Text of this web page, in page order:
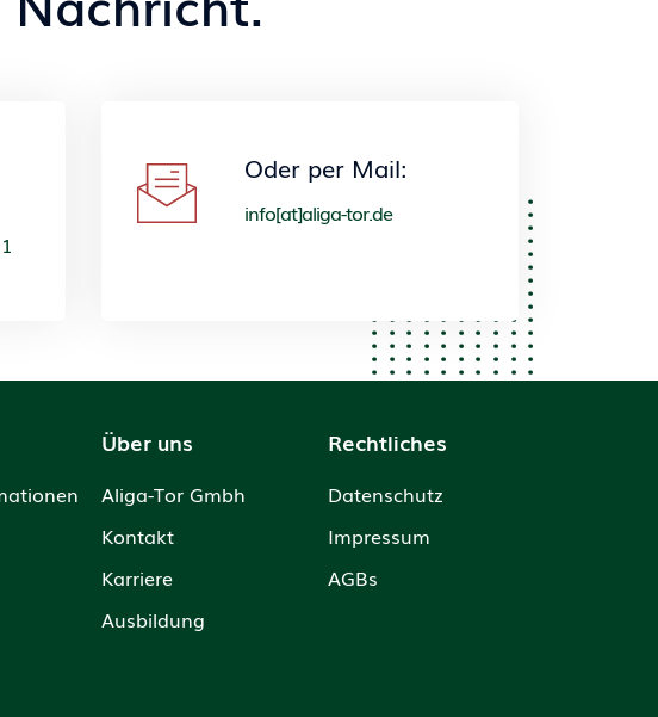
Oder per Mail:
info[at]aliga-tor.de
Über uns
Aliga-Tor Gmbh
Kontakt
Karriere
Ausbildung
Rechtliches
Datenschutz
Impressum
AGBs